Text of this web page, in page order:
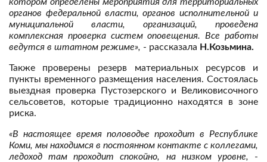
органов федеральной власти, органов исполнительной и
муниципальной власти, организаций, проведена
комплексная проверка систем оповещения. Все работы
ведутся в штатном режиме», - рассказала Н.Козьмина.
Также проверены резерв материальных ресурсов и
пункты временного размещения населения. Состоялась
выездная проверка Пустозерского и Великовисочного
сельсоветов, которые традиционно находятся в зоне
риска.
«В настоящее время половодье проходит в Республике
Коми, мы находимся в постоянном контакте с коллегами,
ледоход там проходит спокойно, на низком уровне, -